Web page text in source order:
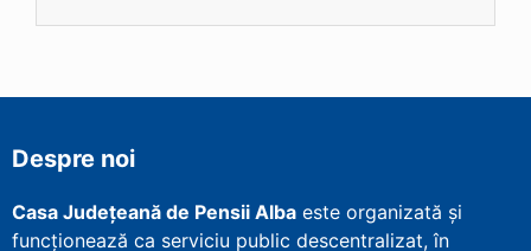
Despre noi
Casa Județeană de Pensii Alba este organizată și
funcționează ca serviciu public descentralizat, în